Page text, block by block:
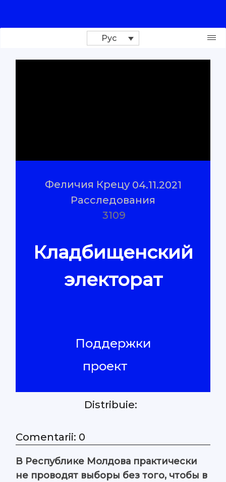
#Проверено
#Объяснено
Контакты
Рус
Феличия Крецу 04.11.2021
Расследования
3109
Кладбищенский
электорат
Поддержки
проект
Distribuie:
Comentarii: 0
В Республике Молдова практически
не проводят выборы без того, чтобы в